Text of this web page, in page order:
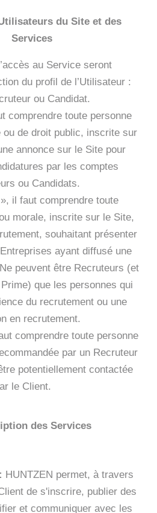
du Site et des
Services
au Service seront
du profil de l’Utilisateur :
ou Candidat.
comprendre toute personne
ou de droit public, inscrite sur
annonce sur le Site pour
par les comptes
ou Candidats.
il faut comprendre toute
morale, inscrite sur le Site,
souhaitant présenter
ayant diffusé une
peuvent être Recruteurs (et
que les personnes qui
du recrutement ou une
en recrutement.
comprendre toute personne
par un Recruteur
potentiellement contactée
le Client.
des Services
HUNTZEN permet, à travers
de s'inscrire, publier des
et communiquer avec les